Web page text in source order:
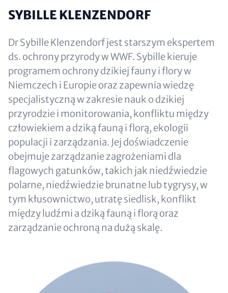
SYBILLE KLENZENDORF
Dr Sybille Klenzendorf jest starszym ekspertem
ds. ochrony przyrody w WWF. Sybille kieruje
programem ochrony dzikiej fauny i flory w
Niemczech i Europie oraz zapewnia wiedzę
specjalistyczną w zakresie nauk o dzikiej
przyrodzie i monitorowania, konfliktu między
człowiekiem a dziką fauną i florą, ekologii
populacji i zarządzania. Jej doświadczenie
obejmuje zarządzanie zagrożeniami dla
flagowych gatunków, takich jak niedźwiedzie
polarne, niedźwiedzie brunatne lub tygrysy, w
tym kłusownictwo, utratę siedlisk, konflikt
między ludźmi a dziką fauną i florą oraz
zarządzanie ochroną na dużą skalę.